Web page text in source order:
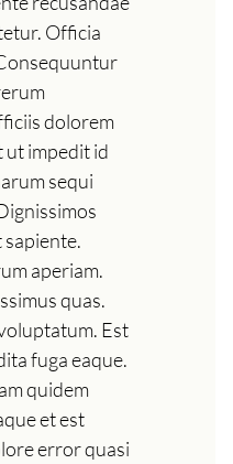
Officia
dolorem
impedit id
sequi
aperiam.
quas.
Est
fuga eaque.
quidem
et est
error quasi